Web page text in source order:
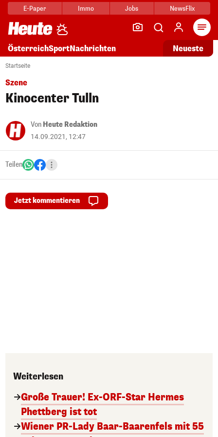
E-Paper Immo Jobs NewsFlix
ÖsterreichSportNachrichten Neueste
Startseite
Szene
Kinocenter Tulln
Von Heute Redaktion
14.09.2021, 12:47
Teilen
Jetzt kommentieren
Weiterlesen
Große Trauer! Ex-ORF-Star Hermes
Phettberg ist tot
Wiener PR-Lady Baar-Baarenfels mit 55